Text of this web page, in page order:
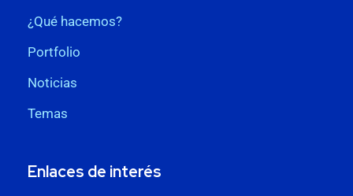
¿Qué hacemos?
Portfolio
Noticias
Temas
Enlaces de interés